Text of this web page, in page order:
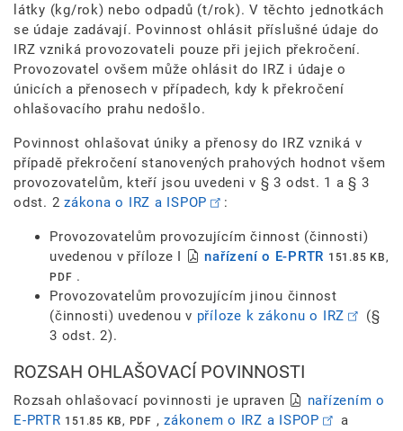
látky (kg/rok) nebo odpadů (t/rok). V těchto jednotkách
se údaje zadávají. Povinnost ohlásit příslušné údaje do
IRZ vzniká provozovateli pouze při jejich překročení.
Provozovatel ovšem může ohlásit do IRZ i údaje o
únicích a přenosech v případech, kdy k překročení
ohlašovacího prahu nedošlo.
Povinnost ohlašovat úniky a přenosy do IRZ vzniká v
případě překročení stanovených prahových hodnot všem
provozovatelům, kteří jsou uvedeni v § 3 odst. 1 a § 3
odst. 2 zákona o IRZ a ISPOP :
Provozovatelům provozujícím činnost (činnosti)
uvedenou v příloze I
nařízení o E-PRTR 151.85 KB,
PDF .
Provozovatelům provozujícím jinou činnost
(činnosti) uvedenou v příloze k zákonu o IRZ
(§
3 odst. 2).
ROZSAH OHLAŠOVACÍ POVINNOSTI
Rozsah ohlašovací povinnosti je upraven
nařízením o
E-PRTR 151.85 KB, PDF , zákonem o IRZ a ISPOP
a